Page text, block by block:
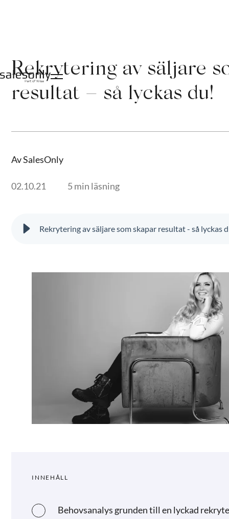
Rekrytering av säljare
resultat – så lyckas du!
Av SalesOnly
02.10.21 5 min läsning
Rekrytering av säljare som skapar resultat - så lyckas
INNEHÅLL
Behovsanalys grunden till en lyckad